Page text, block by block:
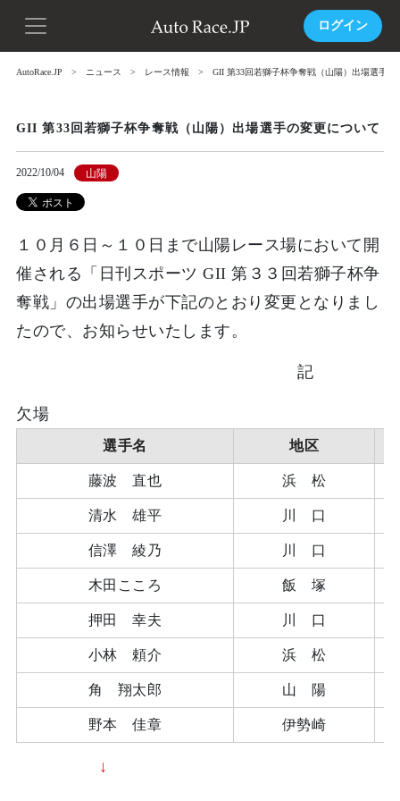
ログイン
AutoRace.JP ニュース レース情報 GII 第33回若獅子杯争奪戦（山陽）出場選手の
GII 第33回若獅子杯争奪戦（山陽）出場選手の変更について
2022/10/04 山陽
１０月６日～１０日まで山陽レース場において開
催される「日刊スポーツ GII 第３３回若獅子杯争
奪戦」の出場選手が下記のとおり変更となりまし
たので、お知らせいたします。
記
欠場
選手名 地区
藤波 直也 浜 松
清水 雄平 川 口
信澤 綾乃 川 口
木田こころ 飯 塚
押田 幸夫 川 口
小林 頼介 浜 松
角 翔太郎 山 陽
野本 佳章 伊勢崎
↓